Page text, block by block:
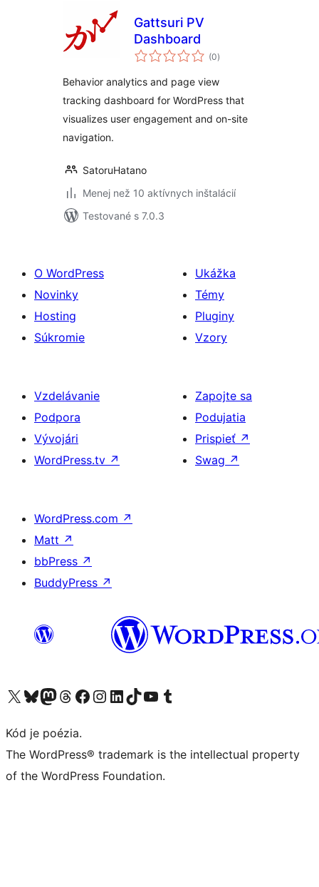
Gattsuri PV
Dashboard
(0celkové
hodnotenie
)
Behavior analytics and page view
tracking dashboard for WordPress that
visualizes user engagement and on-site
navigation.
SatoruHatano
Menej než 10 aktívnych inštalácií
Testované s 7.0.3
O WordPress
Novinky
Hosting
Súkromie
Ukážka
Témy
Pluginy
Vzory
Vzdelávanie
Podpora
Vývojári
WordPress.tv ↗
Zapojte sa
Podujatia
Prispieť ↗
Swag ↗
WordPress.com ↗
Matt ↗
bbPress ↗
BuddyPress ↗
Navštívte náš účet na X (predtým Twitter)
Navštívte náš účet na platforme Bluesky
Navštívte náš účet na Mastodone
Navštívte náš účet na platforme Threads
Navštívte našu stránku na Facebooku
Navštívte náš účet Instagram
Navštívte náš účet LinkedIn
Navštívte náš účet na platforme TikTok
Navštívte náš kanál YouTube
Navštívte náš účet na platforme Tumblr
Kód je poézia.
The WordPress® trademark is the intellectual property
of the WordPress Foundation.